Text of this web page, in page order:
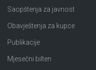
Saopštenja za javnost
Obavještenja za kupce
Publikacije
Mjesečni bilten